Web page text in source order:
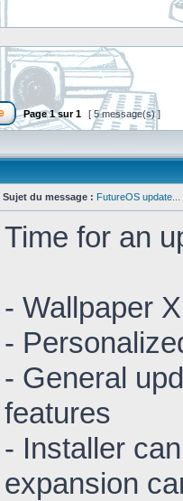
Page1sur1 [ 5 message(s) ]
Sujet du message : FutureOS update...
Time for an
- Wallpaper
-
- General
features
- Installer
expansion